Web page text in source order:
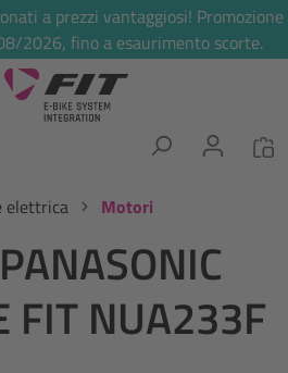
a prezzi vantaggiosi! Promozione
2026, fino a esaurimento scorte.
elettrica Motori
FIT NUA233F